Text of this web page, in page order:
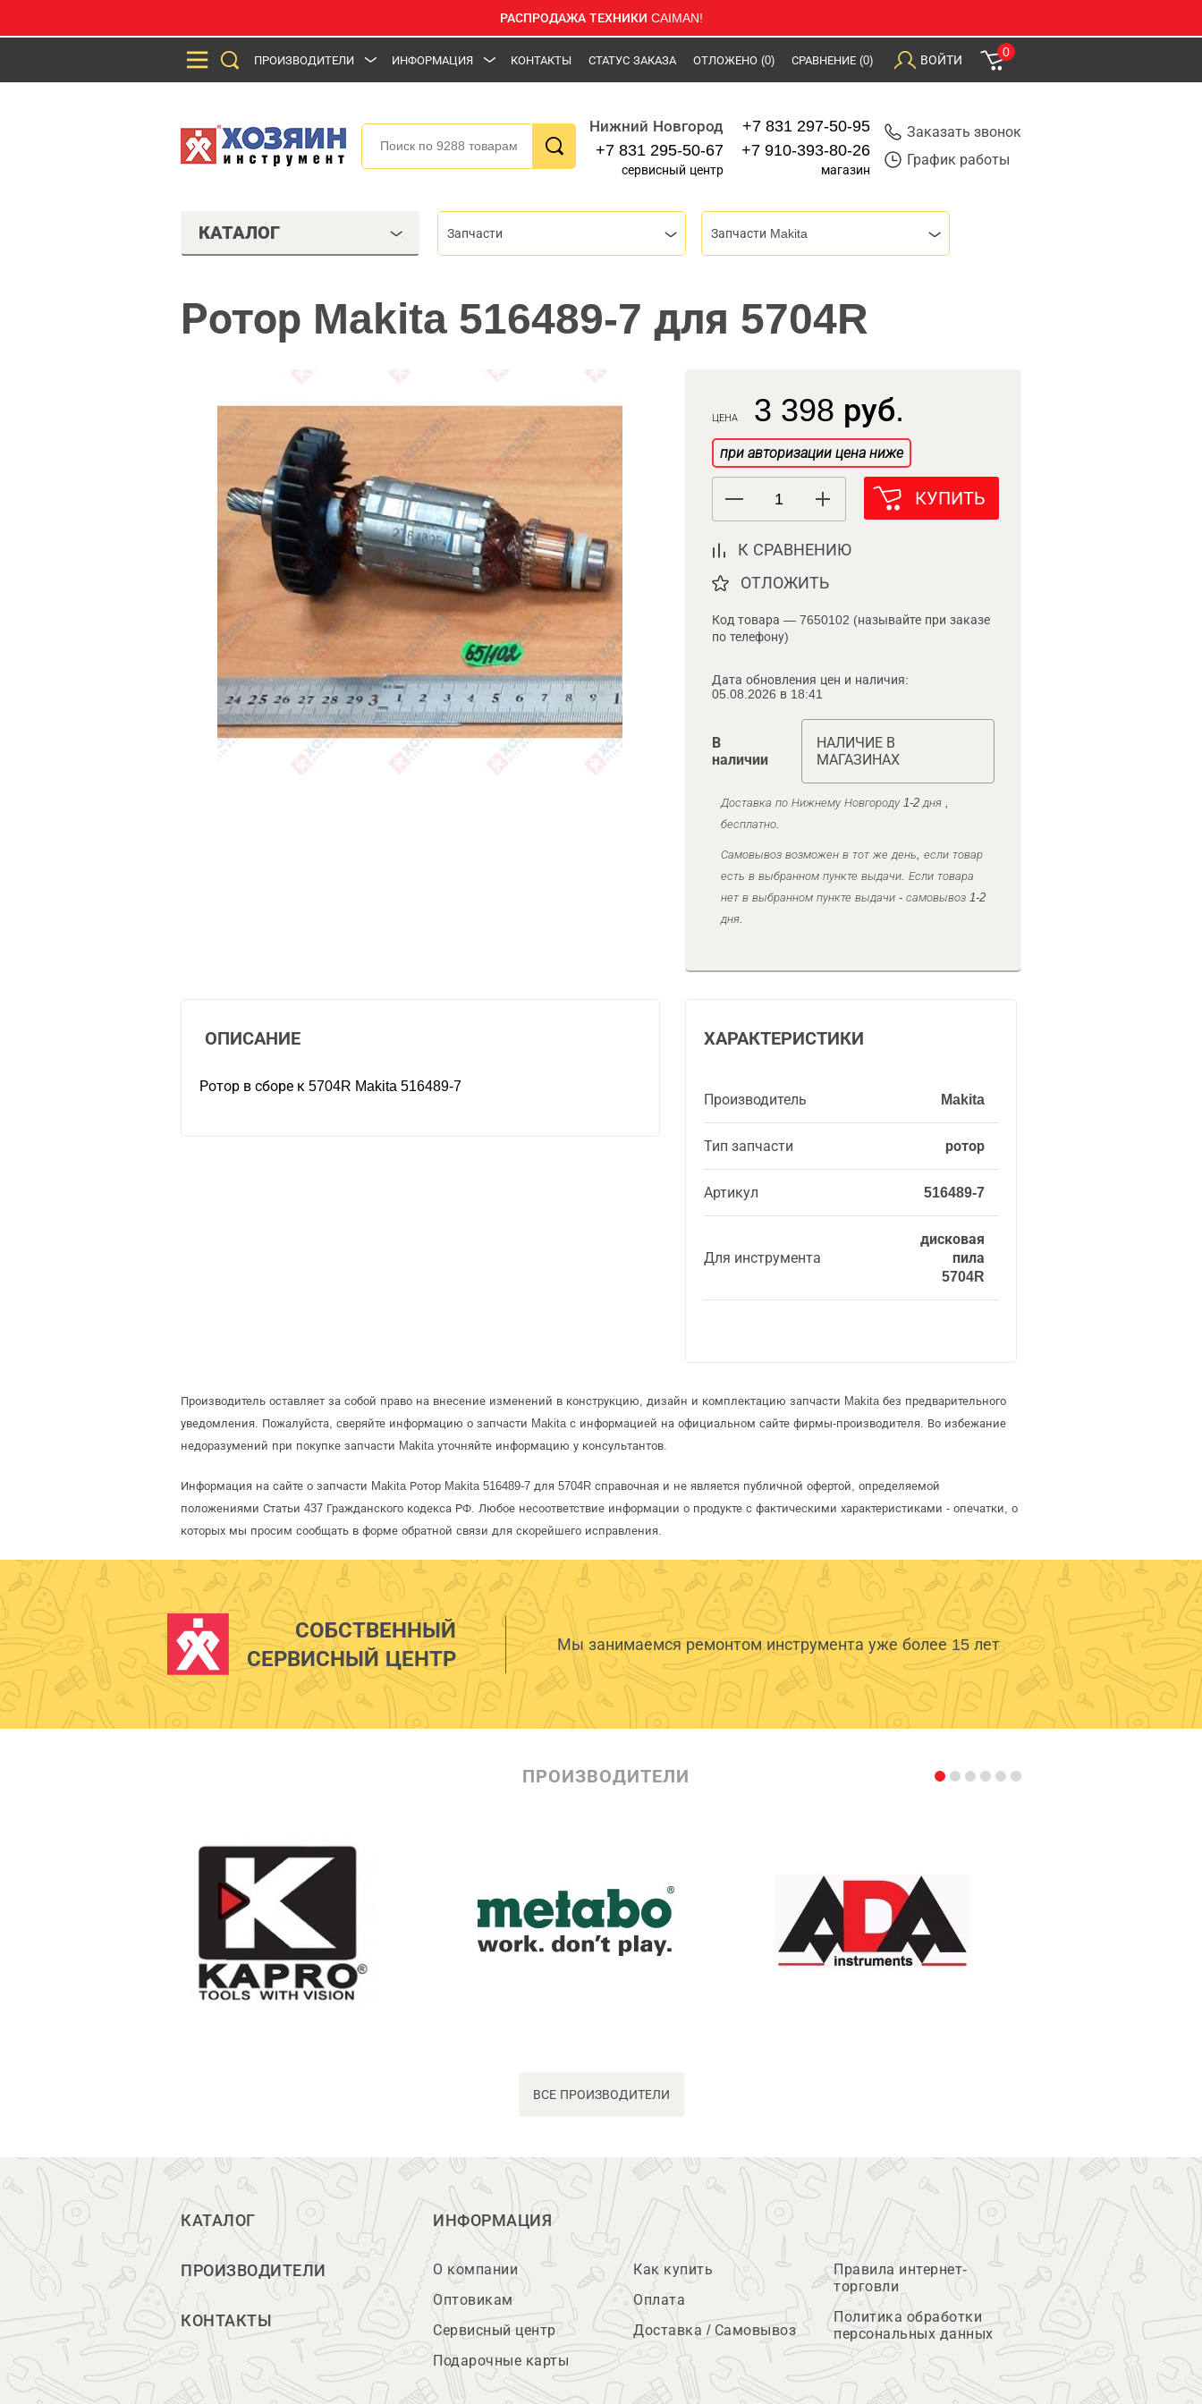
РАСПРОДАЖА ТЕХНИКИ CAIMAN!
ПРОИЗВОДИТЕЛИ ИНФОРМАЦИЯ КОНТАКТЫ СТАТУС ЗАКАЗА ОТЛОЖЕНО (0) СРАВНЕНИЕ (0) ВОЙТИ
0
Нижний Новгород
+7 831 295-50-67
сервисный центр
+7 831 297-50-95
+7 910-393-80-26
магазин
Заказать звонок
График работы
КАТАЛОГ Запчасти Запчасти Makita
Ротор Makita 516489-7 для 5704R
ЦЕНА 3 398 руб.
при авторизации цена ниже
КУПИТЬ
К СРАВНЕНИЮ
ОТЛОЖИТЬ
Код товара — 7650102 (называйте при заказе
по телефону)
Дата обновления цен и наличия:
05.08.2026 в 18:41
В
наличии
НАЛИЧИЕ В
МАГАЗИНАХ
Доставка по Нижнему Новгороду 1-2 дня ,
бесплатно.
Самовывоз возможен в тот же день, если товар
есть в выбранном пункте выдачи. Если товара
нет в выбранном пункте выдачи - самовывоз 1-2
дня.
ХАРАКТЕРИСТИКИ
Производитель Makita
Тип запчасти ротор
Артикул 516489-7
Для инструмента
дисковая
пила
5704R
ОПИСАНИЕ
Ротор в сборе к 5704R Makita 516489-7
Производитель оставляет за собой право на внесение изменений в конструкцию, дизайн и комплектацию запчасти Makita без предварительного
уведомления. Пожалуйста, сверяйте информацию о запчасти Makita с информацией на официальном сайте фирмы-производителя. Во избежание
недоразумений при покупке запчасти Makita уточняйте информацию у консультантов.
Информация на сайте о запчасти Makita Ротор Makita 516489-7 для 5704R справочная и не является публичной офертой, определяемой
положениями Статьи 437 Гражданского кодекса РФ. Любое несоответствие информации о продукте с фактическими характеристиками - опечатки, о
которых мы просим сообщать в форме обратной связи для скорейшего исправления.
СОБСТВЕННЫЙ
СЕРВИСНЫЙ ЦЕНТР
Мы занимаемся ремонтом инструмента уже более 15 лет
ПРОИЗВОДИТЕЛИ
ВСЕ ПРОИЗВОДИТЕЛИ
КАТАЛОГ
ПРОИЗВОДИТЕЛИ
КОНТАКТЫ
ИНФОРМАЦИЯ
О компании
Оптовикам
Сервисный центр
Подарочные карты
Как купить
Оплата
Доставка / Самовывоз
Правила интернет-
торговли
Политика обработки
персональных данных